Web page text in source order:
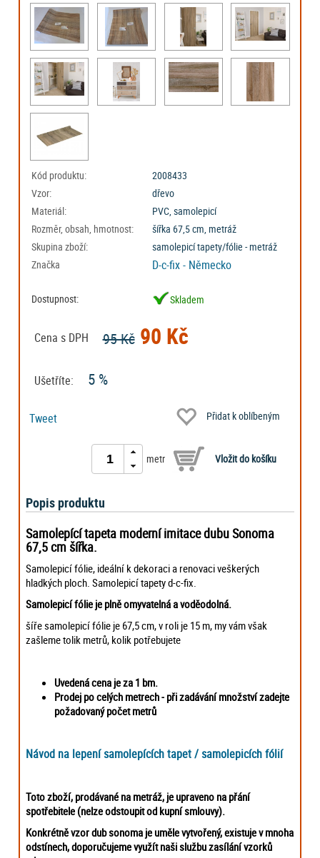
Kód produktu:
2008433
Vzor:
dřevo
Materiál:
PVC, samolepicí
Rozměr, obsah, hmotnost:
šířka 67,5 cm, metráž
Skupina zboží:
samolepicí tapety/fólie - metráž
Značka
D-c-fix - Německo
Dostupnost: Skladem
Cena s DPH 95 Kč90 Kč
Ušetříte: 5 %
Tweet Přidat k oblíbeným
metr
Popis produktu
Samolepící tapeta moderní imitace dubu Sonoma
67,5 cm šířka.
Samolepicí fólie, ideální k dekoraci a renovaci veškerých
hladkých ploch. Samolepicí tapety d-c-fix.
Samolepicí fólie je plně omyvatelná a voděodolná.
šíře samolepicí fólie je 67,5 cm, v roli je 15 m, my vám však
zašleme tolik metrů, kolik potřebujete
Uvedená cena je za 1 bm.
Prodej po celých metrech - při zadávání množství zadejte
požadovaný počet metrů
Návod na lepení samolepících tapet / samolepicích fólií
Toto zboží, prodávané na metráž, je upraveno na přání
spotřebitele (nelze odstoupit od kupní smlouvy).
Konkrétně vzor dub sonoma je uměle vytvořený, existuje v mnoha
odstínech, doporučujeme využít naši službu zasílání vzorků